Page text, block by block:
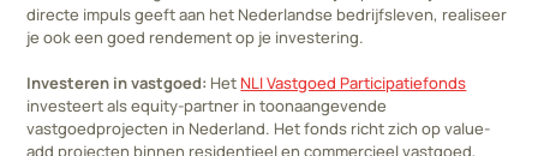
directe impuls geeft aan het Nederlandse bedrijfsleven, realiseer
je ook een goed rendement op je investering.
Investeren in vastgoed: Het NLI Vastgoed Participatiefonds
investeert als equity-partner in toonaangevende
vastgoedprojecten in Nederland. Het fonds richt zich op value-
add projecten binnen residentieel en commercieel vastgoed,